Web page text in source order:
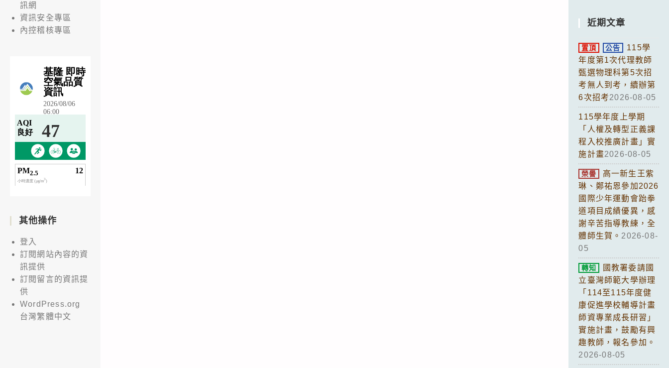
訊網
資訊安全專區
內控稽核專區
其他操作
登入
訂閱網站內容的資
訊提供
訂閱留言的資訊提
供
WordPress.org
台灣繁體中文
近期文章
置頂 公告
115學
年度第1次代理教師
甄選物理科第5次招
考無人到考，續辦第
6次招考2026-08-05
115學年度上學期
「人權及轉型正義課
程入校推廣計畫」實
施計畫2026-08-05
榮譽
高一新生王紫
琳、鄭祐恩參加2026
國際少年運動會跆拳
道項目成績優異，感
謝辛苦指導教練，全
體師生賀。 2026-08-
05
轉知
國教署委請國
立臺灣師範大學辦理
「114至115年度健
康促進學校輔導計畫
師資專業成長研習」
實施計畫，鼓勵有興
趣教師，報名參加。
2026-08-05